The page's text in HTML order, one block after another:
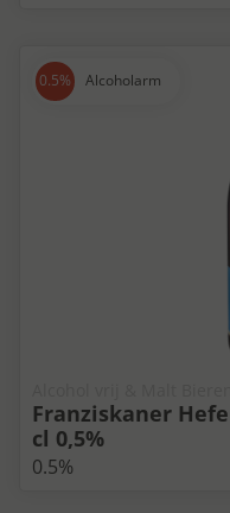
Alcoholarm
Franziskaner
cl 0,5%
0.5%